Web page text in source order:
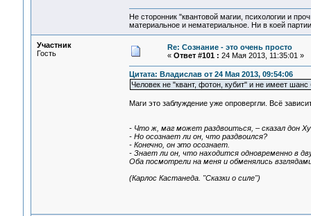
Не сторонник "квантовой магии, психологии и
материальное и нематериальное. Ни в коей
Участник
Гость
Re: Сознание - это очень просто
« Ответ #101 : 24 Мая 2013, 11:35:01 »
Цитата: Владислав от 24 Мая 2013, 09:54:06
Человек не "квант, фотон, кубит" и не имеет
Маги это заблуждение уже опровергли. Всё
- Что ж, маг может раздвоиться, – сказал дон
- Но осознает ли он, что раздвоился?
- Конечно, он это осознает.
- Знает ли он, что находится одновременно в
Оба посмотрели на меня и обменялись
(Карлос Кастанеда. "Сказки о силе")